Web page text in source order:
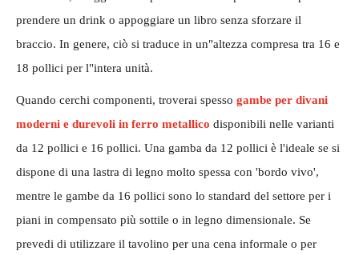
prendere un drink o appoggiare un libro senza sforzare il
braccio. In genere, ciò si traduce in un"altezza compresa tra 16 e
18 pollici per l"intera unità.
Quando cerchi componenti, troverai spesso gambe per divani
moderni e durevoli in ferro metallico disponibili nelle varianti
da 12 pollici e 16 pollici. Una gamba da 12 pollici è l'ideale se si
dispone di una lastra di legno molto spessa con 'bordo vivo',
mentre le gambe da 16 pollici sono lo standard del settore per i
piani in compensato più sottile o in legno dimensionale. Se
prevedi di utilizzare il tavolino per una cena informale o per